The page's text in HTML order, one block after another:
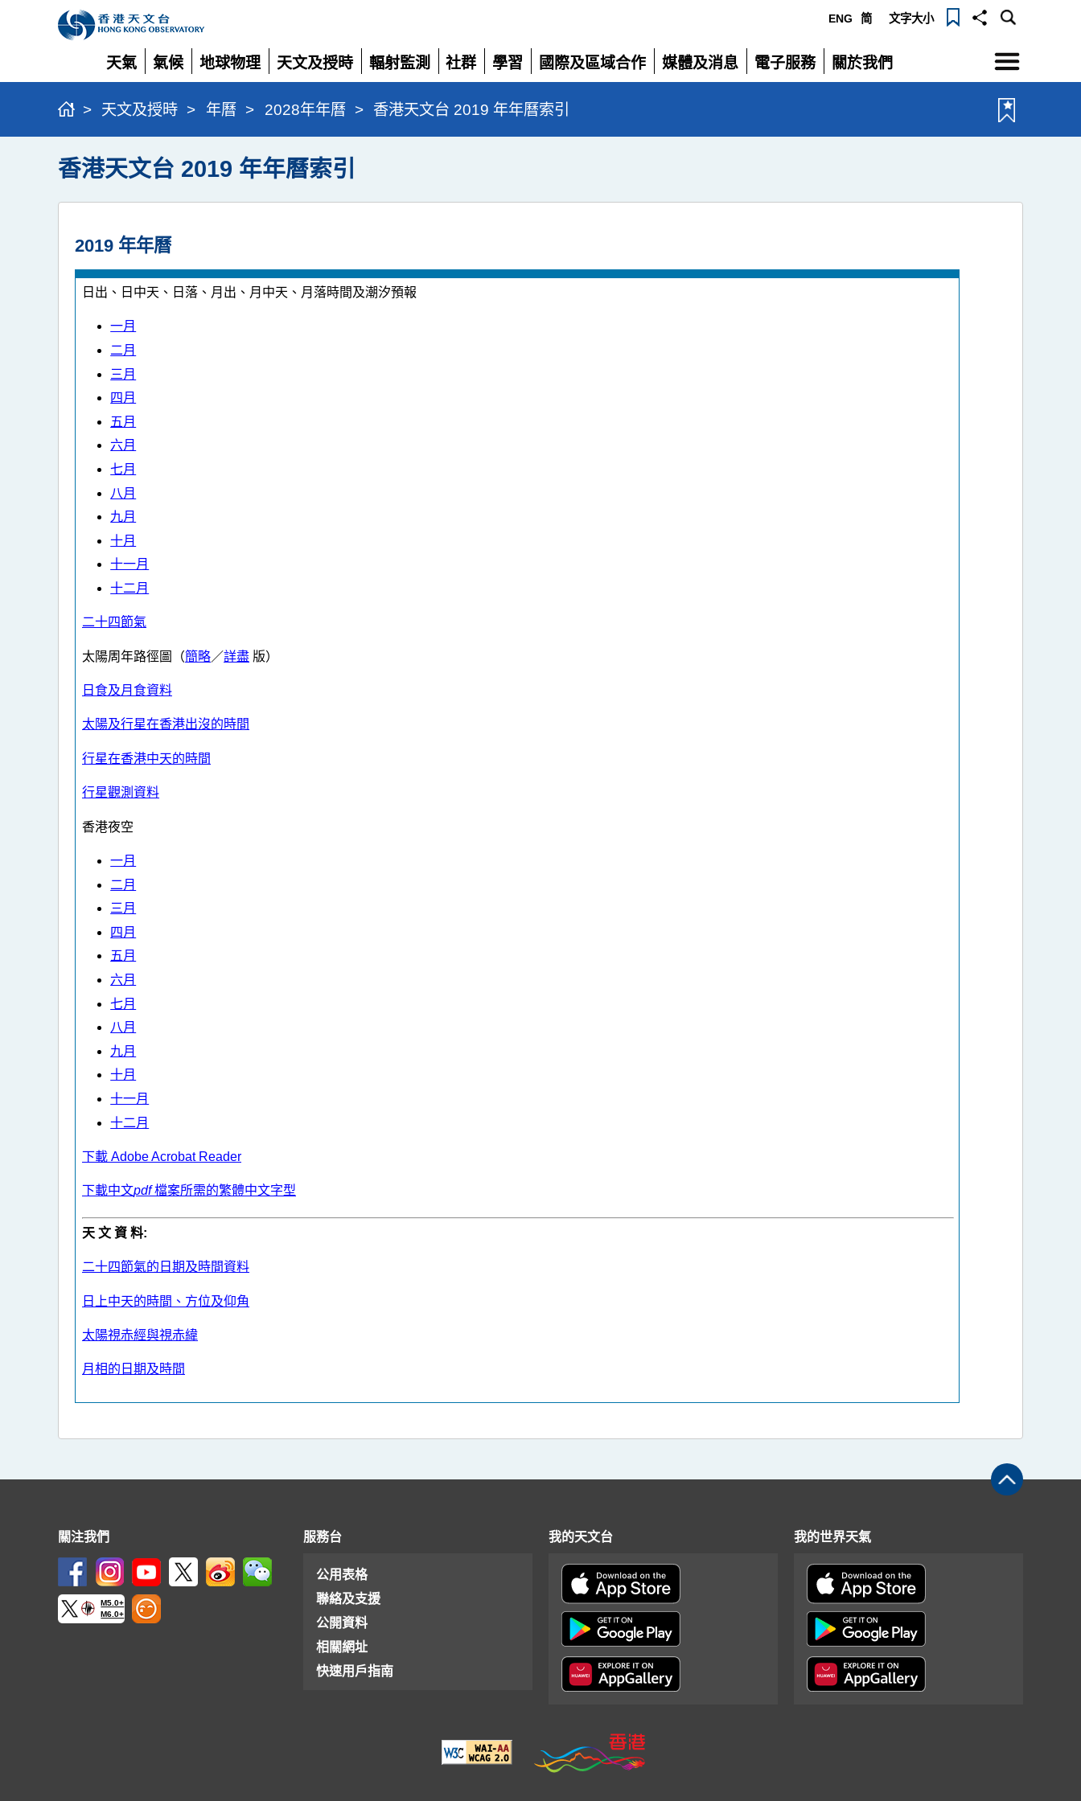
ENG 简 文字大小
天氣
展
開
氣候
展
開
地球物理
展
開
天文及授時
展
開
輻射監測
展
開
社群
展
開
學習
展
開
國際及區域合作
展
開
媒體及消息
展
電子服務
展
關於我們
展
選
單
> 天文及授時 > 年曆 > 2028年年曆 > 香港天文台 2019 年年曆索引
香港天文台 2019 年年曆索引
2019 年年曆
日出、日中天、日落、月出、月中天、月落時間及潮汐預報
一月
二月
三月
四月
五月
六月
七月
八月
九月
十月
十一月
十二月
二十四節氣
太陽周年路徑圖（簡略／詳盡 版）
日食及月食資料
太陽及行星在香港出沒的時間
行星在香港中天的時間
行星觀測資料
香港夜空
一月
二月
三月
四月
五月
六月
七月
八月
九月
十月
十一月
十二月
下載 Adobe Acrobat Reader
下載中文pdf檔案所需的繁體中文字型
天 文 資 料:
二十四節氣的日期及時間資料
日上中天的時間、方位及仰角
太陽視赤經與視赤緯
月相的日期及時間
關注我們
M5.0+
M6.0+
服務台
公用表格
聯絡及支援
公開資料
相關網址
快速用戶指南
我的天文台 我的世界天氣